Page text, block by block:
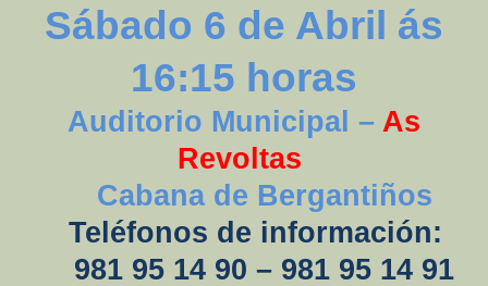
Sábado 6 de Abril ás
16:15 horas
Auditorio Municipal – As
Revoltas
Cabanade Bergantiños
Teléfonos de información:
981 95 14 90 – 981 95 14 91